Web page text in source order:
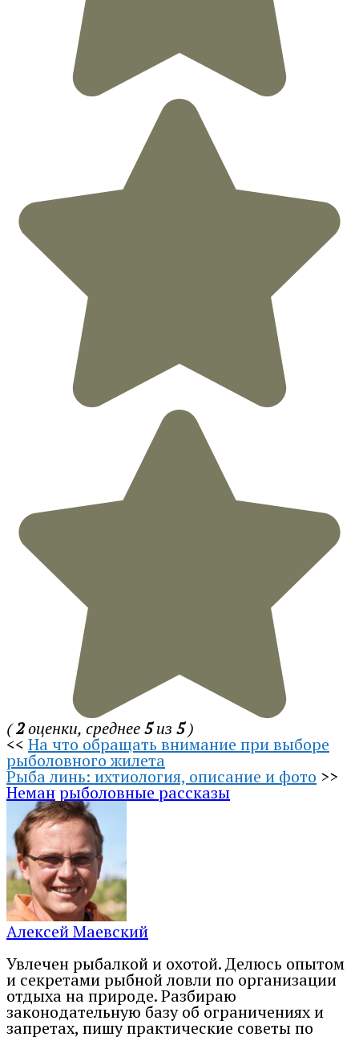
(2оценки, среднее5из 5)
<< На что обращать внимание при выборе
рыболовного жилета
Рыба линь: ихтиология, описание и фото >>
Неманрыболовные рассказы
Алексей Маевский
Увлечен рыбалкой и охотой. Делюсь опытом
и секретами рыбной ловли по организации
отдыха на природе. Разбираю
законодательную базу об ограничениях и
запретах, пишу практические советы по